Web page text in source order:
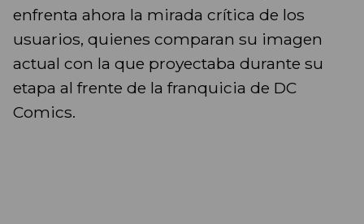
enfrenta ahora la mirada crítica de los
usuarios, quienes comparan su imagen
actual con la que proyectaba durante su
etapa al frente de la franquicia de DC
Comics.